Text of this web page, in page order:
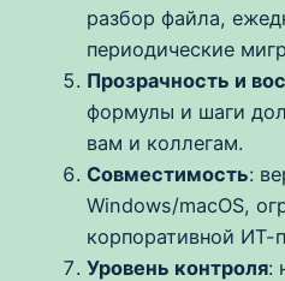
разбор файла,
периодические
Прозрачность и
формулы и шаги
вам и коллегам.
Совместимость:
Windows/macOS,
корпоративной ИТ-
Уровень контроля: